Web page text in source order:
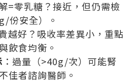
=零乳糖？接近，但仍需檢
份安全）。
越好？吸收率差異小，重點
飲食均衡。
：過量（>40g/次）可能腎
佳者諮詢醫師。